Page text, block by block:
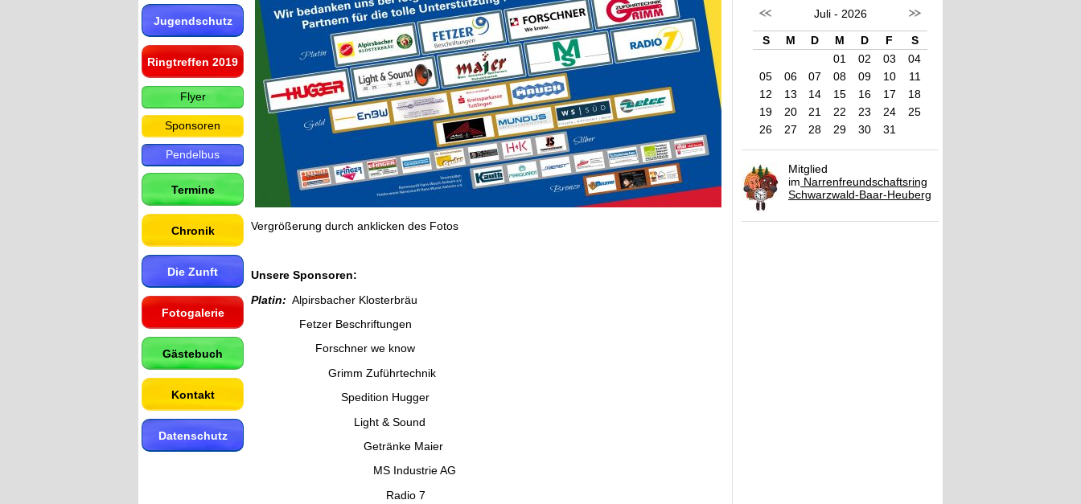
Jugendschutz
Ringtreffen 2019
Flyer
Sponsoren
Pendelbus
Termine
Chronik
Die Zunft
Fotogalerie
Gästebuch
Kontakt
Datenschutz
Vergrößerung durch anklicken des Fotos
Unsere Sponsoren:
Platin: Alpirsbacher Klosterbräu
Fetzer Beschriftungen
Forschner we know
Grimm Zuführtechnik
Spedition Hugger
Light & Sound
Getränke Maier
MS Industrie AG
Radio 7
Juli - 2026
S M D M D F
S
01
02 03
04
05
06 07 08 09 10
11
12
13 14 15 16 17
18
19
20 21 22 23 24
25
26
27 28 29 30 31
Mitglied
im Narrenfreundschaftsring
Schwarzwald-Baar-Heuberg